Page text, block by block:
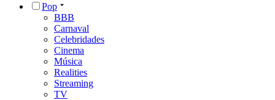
Pop
BBB
Carnaval
Celebridades
Cinema
Música
Realities
Streaming
TV